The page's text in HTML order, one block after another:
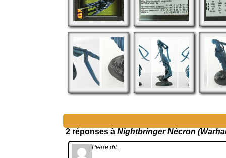
2 réponses à Nightbringer Nécron
Pierre dit :